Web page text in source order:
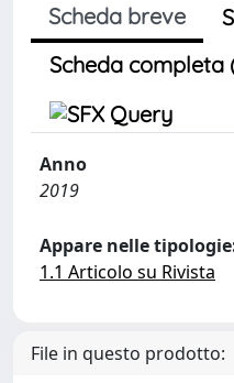
Scheda breve
Scheda completa
Anno
2019
Appare nelle
1.1 Articolo su Rivista
File in questo prodotto: